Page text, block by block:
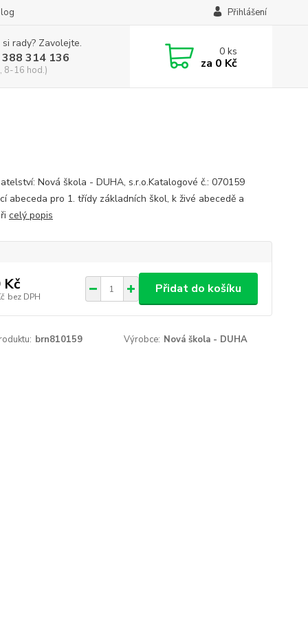
Přihlášení
rady? Zavolejte.
314 136
8-16 hod.)
0ks
za 0 Kč
Nová škola - DUHA, s.r.o.Katalogové č.: 070159
abeceda pro 1. třídy základních škol, k živé abecedě a
celý popis
Kč
bez DPH
Přidat do košíku
brn810159 Výrobce: Nová škola - DUHA